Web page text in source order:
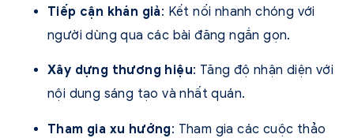
Tiếp cận khán giả: Kết nối nhanh chóng với
người dùng qua các bài đăng ngắn gọn.
Xây dựng thương hiệu: Tăng độ nhận diện với
nội dung sáng tạo và nhất quán.
Tham gia xu hướng: Tham gia các cuộc thảo